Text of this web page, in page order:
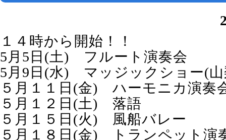
１４時から開始！！
5月5日(土) フルート演奏会
5月9日(水) マッジックショー(
５月１１日(金) ハーモニカ演奏
５月１２日(土) 落語
５月１５日(火) 風船バレー
５月１８日(金) トランペット演